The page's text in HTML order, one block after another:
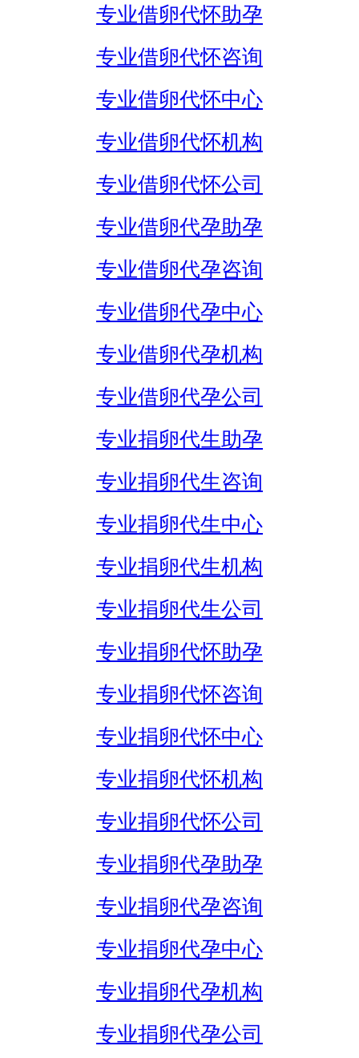
专业借卵代怀助孕
专业借卵代怀咨询
专业借卵代怀中心
专业借卵代怀机构
专业借卵代怀公司
专业借卵代孕助孕
专业借卵代孕咨询
专业借卵代孕中心
专业借卵代孕机构
专业借卵代孕公司
专业捐卵代生助孕
专业捐卵代生咨询
专业捐卵代生中心
专业捐卵代生机构
专业捐卵代生公司
专业捐卵代怀助孕
专业捐卵代怀咨询
专业捐卵代怀中心
专业捐卵代怀机构
专业捐卵代怀公司
专业捐卵代孕助孕
专业捐卵代孕咨询
专业捐卵代孕中心
专业捐卵代孕机构
专业捐卵代孕公司